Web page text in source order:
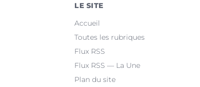
Saint-Christol-lez-AlèsLE SITE
Accueil
Toutes les rubriques
Flux RSS
Flux RSS — La Une
Plan du site